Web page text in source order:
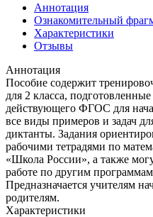
Аннотация
Ознакомительный
Характеристики
Отзывы
Аннотация
Пособие содержит
для 2 класса,
действующего ФГОС для
все виды примеров и задач
диктанты. Задания
рабочими тетрадями по
«Школа России», а также
работе по другим
Предназначается учителям
родителям.
Характеристики